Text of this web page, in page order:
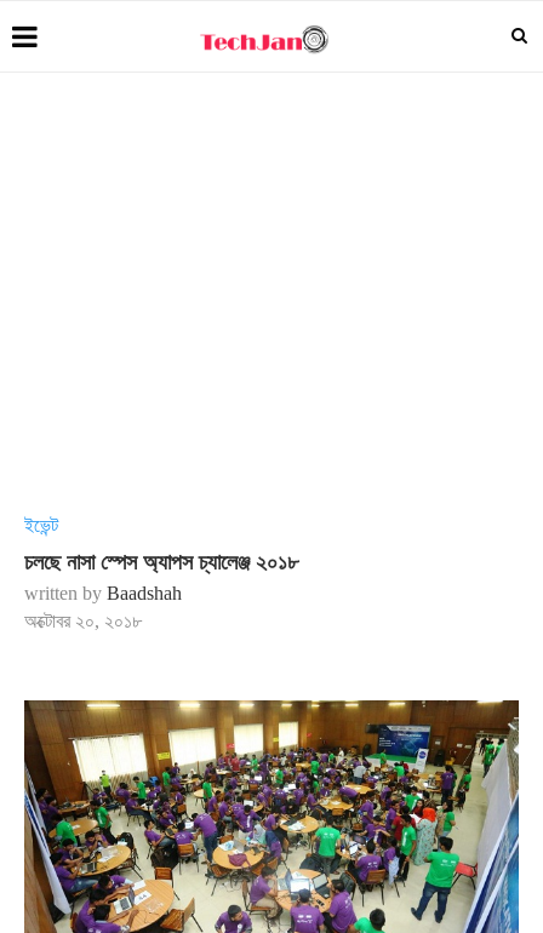
ইভেন্ট
চলছে নাসা স্পেস অ্যাপস চ্যালেঞ্জ ২০১৮
written by Baadshah
অক্টোবর ২০, ২০১৮